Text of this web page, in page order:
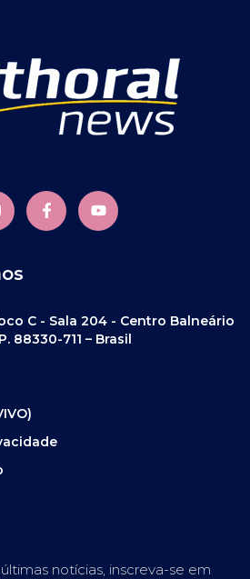
C - Sala 204 - Centro Balneário
88330-711 – Brasil
notícias, inscreva-se em